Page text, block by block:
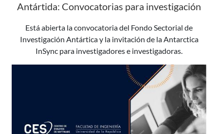
Antártida: Convocatorias para investigación
Está abierta la convocatoria del Fondo Sectorial de
Investigación Antártica y la invitación de la Antarctica
InSync para investigadores e investigadoras.